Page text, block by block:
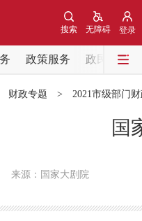
登录
无障碍
搜索
政策服务
政民互动
财政专题 > 2021市级部门
国
来源：国家大剧院